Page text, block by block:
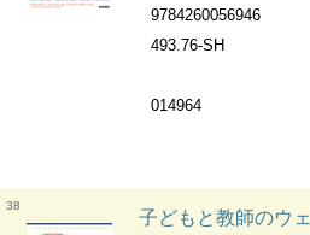
9784260056946
493.76-SH
014964
38
子どもと教師のウェルビーイン